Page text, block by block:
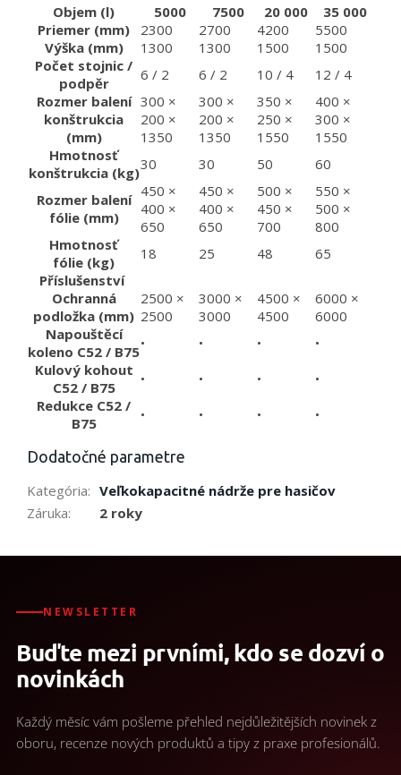
Objem (l) 5000 7500 20 000
35 000
Priemer (mm)
2300 2700 4200
5500
Výška (mm)
1300 1300 1500
1500
Počet stojnic /
podpěr
6 / 2 6 / 2 10 / 4
12 / 4
Rozmer balení
konštrukcia
(mm)
300 ×
200 ×
1350
300 ×
200 ×
1350
350 ×
250 ×
1550
400 ×
300 ×
1550
Hmotnosť
konštrukcia (kg)30 30 50
60
Rozmer balení
fólie (mm)
450 ×
400 ×
650
450 ×
400 ×
650
500 ×
450 ×
700
550 ×
500 ×
800
Hmotnosť
fólie (kg)
18 25 48
65
Příslušenství
Ochranná
podložka (mm)
2500 ×
2500
3000 ×
3000
4500 ×
4500
6000 ×
6000
Napouštěcí
koleno C52 / B75• • •
•
Kulový kohout
C52 / B75
• • •
•
Redukce C52 /
B75
• • • •
Dodatočné parametre
Kategória: Veľkokapacitné nádrže pre hasičov
Záruka: 2 roky
NEWSLETTER
Buďte mezi prvními, kdo se dozví o
novinkách
Každý měsíc vám pošleme přehled nejdůležitějších novinek z
oboru, recenze nových produktů a tipy z praxe profesionálů.